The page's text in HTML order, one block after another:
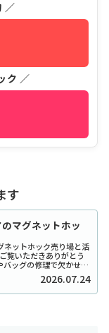
／
ク ／
す
のマグネットホッ
ネットホック売り場と活
覧いただきありがとう
バッグの修理で欠かせな
が、いざセリアに行って
てしまう方が意外と...
2026.07.24